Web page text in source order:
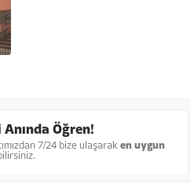
Öğren!
7/24 bize ulaşarak en uygun